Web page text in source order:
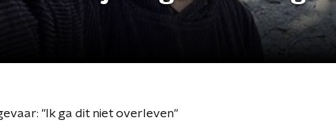
"Ik ga dit niet overleven"